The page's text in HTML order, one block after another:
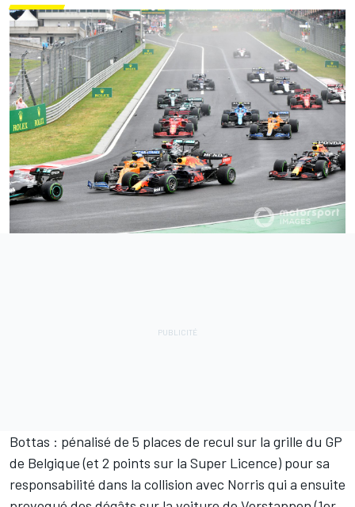
Bottas : pénalisé de 5 places de recul sur la grille du GP
de Belgique (et 2 points sur la Super Licence) pour sa
responsabilité dans la collision avec Norris qui a ensuite